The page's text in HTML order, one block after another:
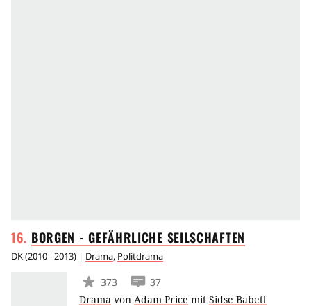
BORGEN - GEFÄHRLICHE SEILSCHAFTEN
DK(2010 - 2013) | Drama, Politdrama
373
37
Drama von Adam Price mit Sidse Babett